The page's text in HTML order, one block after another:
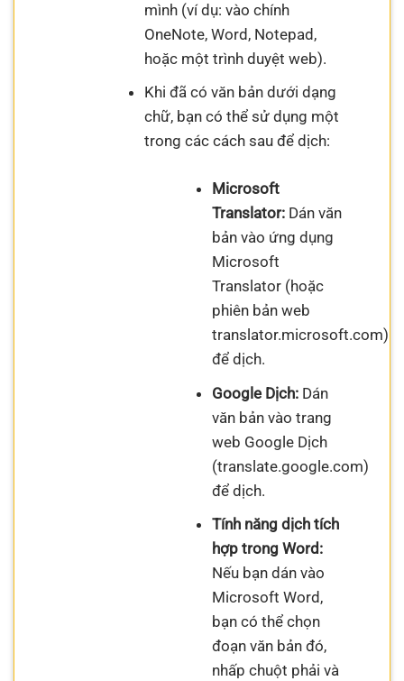
mình (ví dụ: vào chính
OneNote, Word, Notepad,
hoặc một trình duyệt web).
Khi đã có văn bản dưới dạng
chữ, bạn có thể sử dụng một
trong các cách sau để dịch:
Microsoft
Translator:Dán văn
bản vào ứng dụng
Microsoft
Translator (hoặc
phiên bản web
translator.microsoft.com)
để dịch.
Google Dịch:Dán
văn bản vào trang
web Google Dịch
(translate.google.com)
để dịch.
Tính năng dịch tích
hợp trong Word:
Nếu bạn dán vào
Microsoft Word,
bạn có thể chọn
đoạn văn bản đó,
nhấp chuột phải và